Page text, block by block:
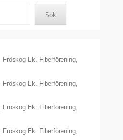
Sök
Ek. Fiberförening,
Ek. Fiberförening,
Ek. Fiberförening,
Ek. Fiberförening,